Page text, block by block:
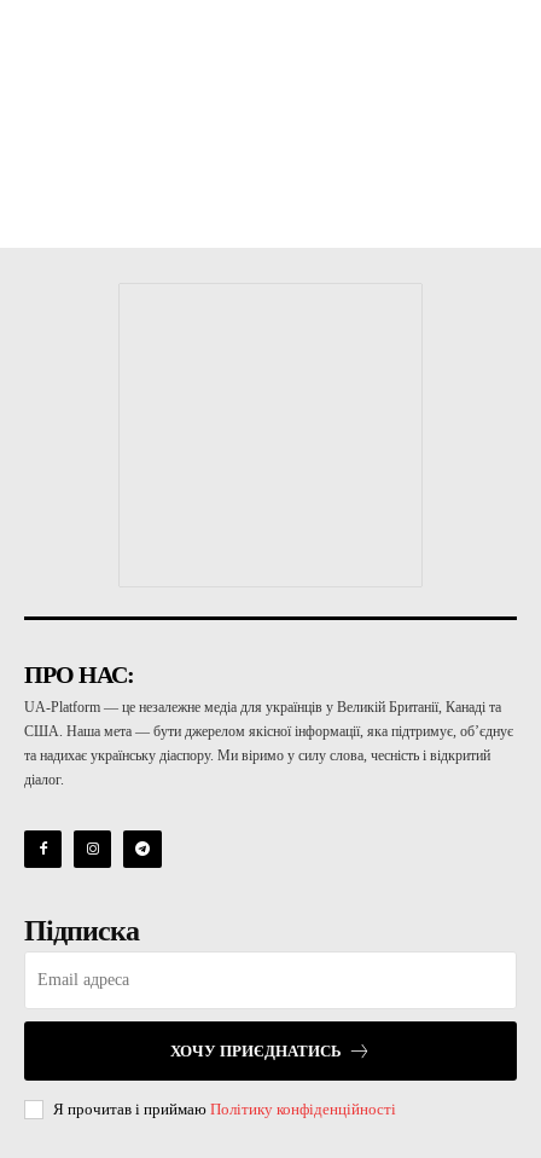
ПРО НАС:
UA-Platform — це незалежне медіа для українців у Великій Британії, Канаді та
США. Наша мета — бути джерелом якісної інформації, яка підтримує, об’єднує
та надихає українську діаспору. Ми віримо у силу слова, чесність і відкритий
діалог.
Підписка
ХОЧУ ПРИЄДНАТИСЬ
Я прочитав і приймаю Політику конфіденційності